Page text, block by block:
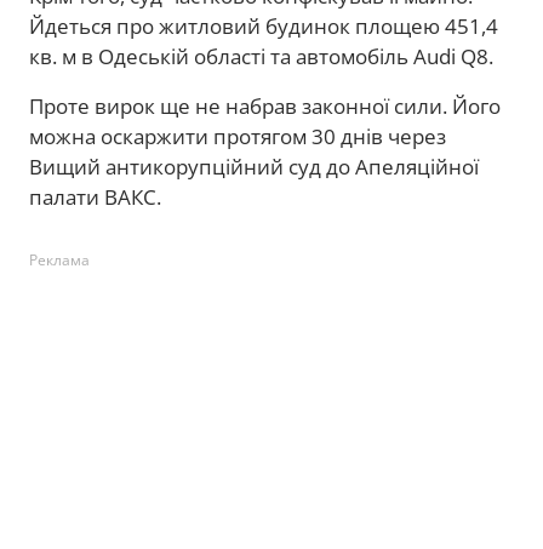
Йдеться про житловий будинок площею 451,4
кв. м в Одеській області та автомобіль Audi Q8.
Проте вирок ще не набрав законної сили. Його
можна оскаржити протягом 30 днів через
Вищий антикорупційний суд до Апеляційної
палати ВАКС.
Реклама